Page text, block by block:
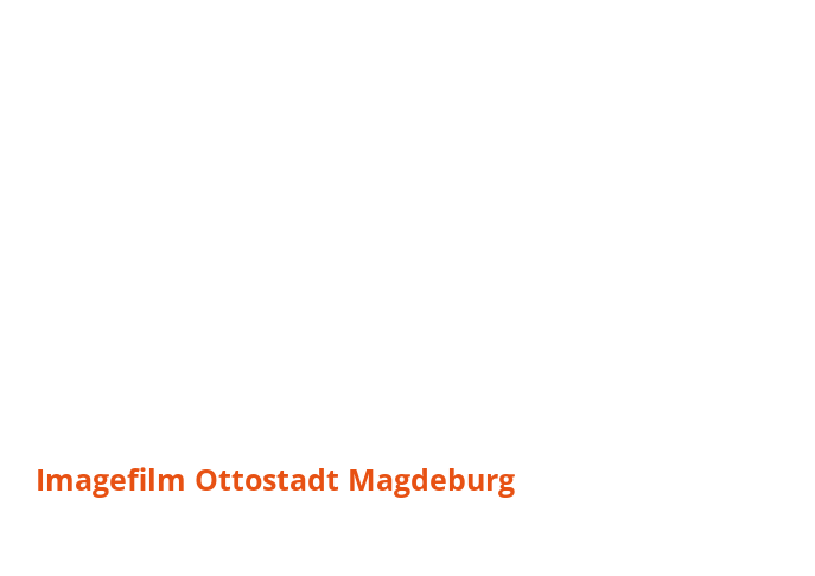
Imagefilm Ottostadt Magdeburg